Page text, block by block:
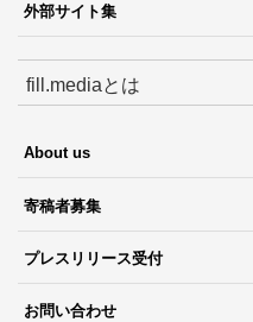
外部サイト集
fill.mediaとは
About us
寄稿者募集
プレスリリース受付
お問い合わせ